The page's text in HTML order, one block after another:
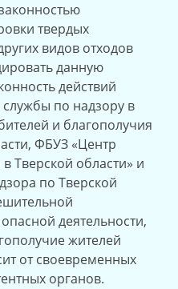
твердых
видов отходов
данную
действий
по надзору в
и благополучия
ФБУЗ «Центр
Тверской области» и
по Тверской
деятельности,
жителей
от своевременных
органов.